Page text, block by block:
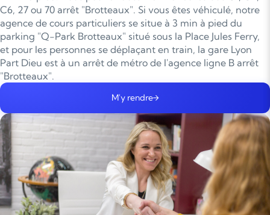
C6, 27 ou 70 arrêt "Brotteaux". Si vous êtes véhiculé, notre
agence de cours particuliers se situe à 3 min à pied du
parking "Q-Park Brotteaux" situé sous la Place Jules Ferry,
et pour les personnes se déplaçant en train, la gare Lyon
Part Dieu est à un arrêt de métro de l'agence ligne B arrêt
"Brotteaux".
M'y rendre